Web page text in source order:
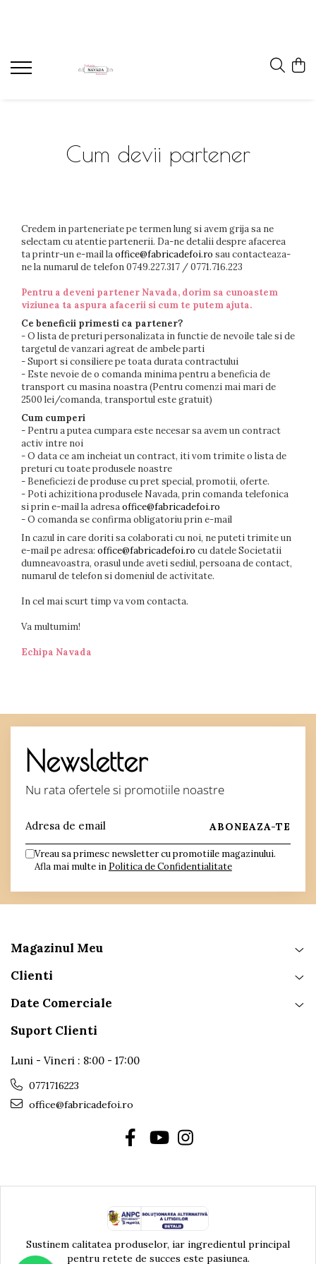
Cum devii partener
Credem in parteneriate pe termen lung si avem grija sa ne
selectam cu atentie partenerii. Da-ne detalii despre afacerea
ta printr-un e-mail laoffice@fabricadefoi.ro sau contacteaza-
ne la numarul de telefon 0749.227.317 / 0771.716.223
Pentru a deveni partener Navada, dorim sa cunoastem
viziunea ta aspura afacerii si cum te putem ajuta.
Ce beneficii primesti ca partener?
- O lista de preturi personalizata in functie de nevoile tale si de
targetul de vanzari agreat de ambele parti
- Suport si consiliere pe toata durata contractului
- Este nevoie de o comanda minima pentru a beneficia de
transport cu masina noastra (Pentru comenzi mai mari de
2500 lei/comanda, transportul este gratuit)
Cum cumperi
- Pentru a putea cumpara este necesar sa avem un contract
activ intre noi
- O data ce am incheiat un contract, iti vom trimite o lista de
preturi cu toate produsele noastre
- Beneficiezi de produse cu pret special, promotii, oferte.
- Poti achizitiona produsele Navada, prin comanda telefonica
si prin e-mail la adresaoffice@fabricadefoi.ro
- O comanda se confirma obligatoriu prin e-mail
In cazul in care doriti sa colaborati cu noi, ne puteti trimite un
e-mail pe adresa: office@fabricadefoi.ro cu datele Societatii
dumneavoastra, orasul unde aveti sediul, persoana de contact,
numarul de telefon si domeniul de activitate.
In cel mai scurt timp va vom contacta.
Va multumim!
Echipa Navada
Newsletter
Nu rata ofertele si promotiile noastre
Vreau sa primesc newsletter cu promotiile magazinului.
Afla mai multe in Politica de Confidentialitate
Magazinul Meu
Clienti
Date Comerciale
Suport Clienti
Luni - Vineri : 8:00 - 17:00
0771716223
office@fabricadefoi.ro
Sustinem calitatea produselor, iar ingredientul principal
pentru retete de succes este pasiunea.